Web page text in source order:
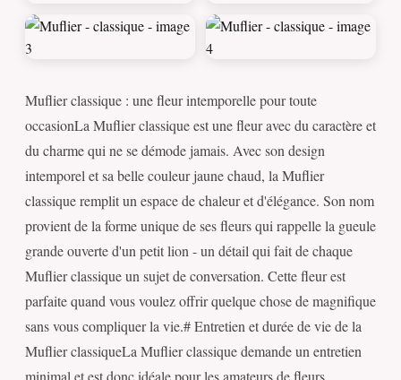
Muflier classique : une fleur intemporelle pour toute
occasionLa Muflier classique est une fleur avec du caractère et
du charme qui ne se démode jamais. Avec son design
intemporel et sa belle couleur jaune chaud, la Muflier
classique remplit un espace de chaleur et d'élégance. Son nom
provient de la forme unique de ses fleurs qui rappelle la gueule
grande ouverte d'un petit lion - un détail qui fait de chaque
Muflier classique un sujet de conversation. Cette fleur est
parfaite quand vous voulez offrir quelque chose de magnifique
sans vous compliquer la vie.# Entretien et durée de vie de la
Muflier classiqueLa Muflier classique demande un entretien